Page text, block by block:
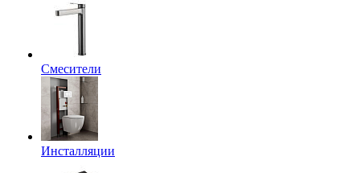
Смесители
Инсталляции